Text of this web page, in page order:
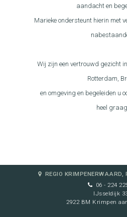
aandacht en
Marieke ondersteunt hierin met
Wij zijn een vertrouwd gezicht
Rotterdam,
en omgeving en begeleiden u
heel graag.
REGIO KRIMPENERWAARD,
06 - 224
IJsseldijk
2922 BM Krimpen